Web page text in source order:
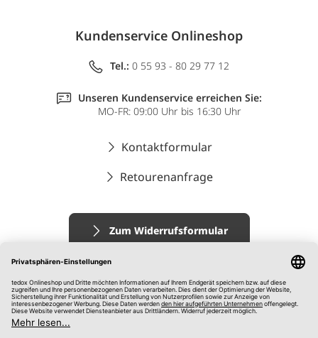
Kundenservice Onlineshop
Tel.: 0 55 93 - 80 29 77 12
Unseren Kundenservice erreichen Sie:
MO-FR: 09:00 Uhr bis 16:30 Uhr
Kontaktformular
Retourenanfrage
Zum Widerrufsformular
Impressum
AGB